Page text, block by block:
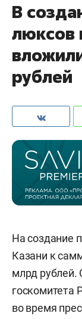
В
люксов
рублей
На создание
Казани к
млрд рублей.
госкомитета
во время